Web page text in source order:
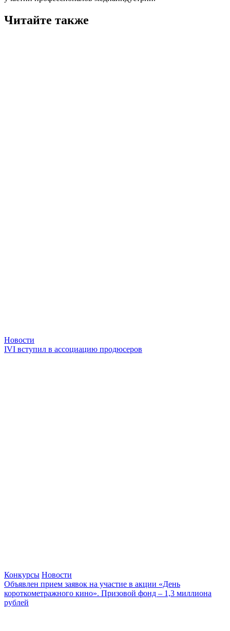
Читайте также
Новости
IVI вступил в ассоциацию продюсеров
Конкурсы Новости
Объявлен прием заявок на участие в акции «День
короткометражного кино». Призовой фонд – 1,3 миллиона
рублей